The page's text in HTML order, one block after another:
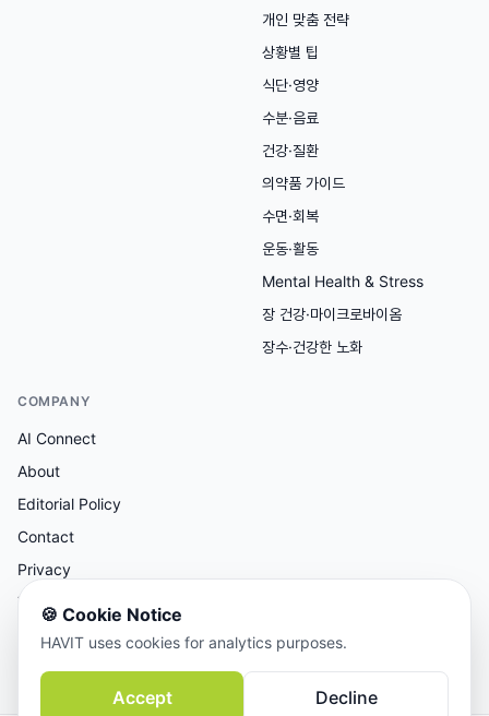
개인 맞춤 전략
상황별 팁
식단·영양
수분·음료
건강·질환
의약품 가이드
수면·회복
운동·활동
Mental Health & Stress
장 건강·마이크로바이옴
장수·건강한 노화
COMPANY
AI Connect
About
Editorial Policy
Contact
Privacy
Terms
AI 보조 리서치, 사람이 검토한 콘텐츠.
🍪 Cookie Notice
HAVIT uses cookies for analytics purposes.
Accept Decline